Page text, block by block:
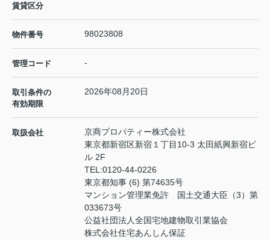
賃貸区分
物件番号 98023808
管理コード -
取引条件の
有効期限
2026年08月20日
取扱会社
京商プロパティー株式会社
東京都新宿区新宿１丁目10-3 太田紙興新宿ビ
ル 2F
TEL:0120-44-0226
東京都知事 (6) 第74635号
マンション管理業免許 国土交通大臣（3）第
033673号
公益社団法人全国宅地建物取引業協会
株式会社住宅あんしん保証